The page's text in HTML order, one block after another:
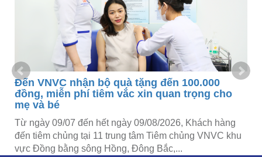
Đến VNVC nhận bộ quà tặng đến 100.000
đồng, miễn phí tiêm vắc xin quan trọng cho
mẹ và bé
Từ ngày 09/07 đến hết ngày 09/08/2026, Khách hàng
đến tiêm chủng tại 11 trung tâm Tiêm chủng VNVC khu
vực Đồng bằng sông Hồng, Đông Bắc,...